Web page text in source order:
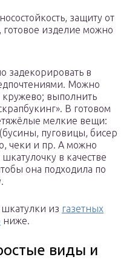
защиту от
готовое изделие можно
задекорировать в
Можно
кружево; выполнить
В готовом
мелкие вещи:
пуговицы, бисер
чеки и пр. А можно
в качестве
она подходила по
из газетных
ниже.
виды и